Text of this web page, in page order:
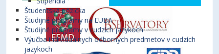
Študentská pôžička
Študijné programy na EUBA
Študijné programy v cudzích jazykoch
Výučba individuálnych odborných predmetov v cudzích
jazykoch